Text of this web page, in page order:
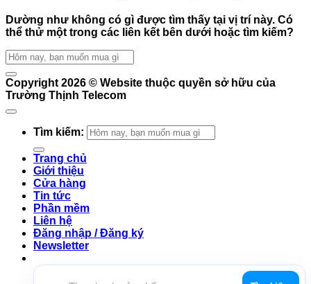
Dường như không có gì được tìm thấy tại vị trí này. Có
thể thử một trong các liên kết bên dưới hoặc tìm kiếm?
Copyright 2026 © Website thuộc quyền sở hữu của
Trường Thịnh Telecom
Tìm kiếm:
Trang chủ
Giới thiệu
Cửa hàng
Tin tức
Phần mềm
Liên hệ
Đăng nhập / Đăng ký
Newsletter